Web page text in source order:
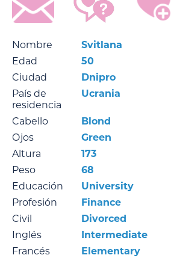
Nombre
Svitlana
Edad
50
Ciudad
Dnipro
País de
residencia
Ucrania
Cabello
Blond
Ojos
Green
Altura
173
Peso
68
Educación
University
Profesión
Finance
Civil
Divorced
Inglés
Intermediate
Francés
Elementary